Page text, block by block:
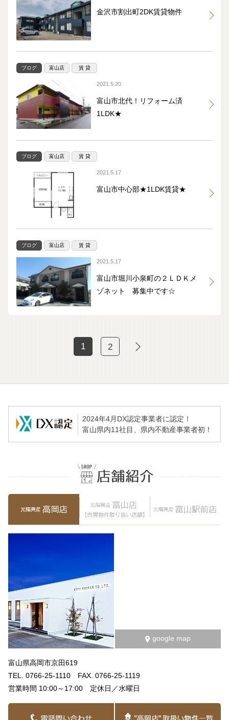
金沢市割出町2DK賃貸物件
ブログ 富山店 賃 貸
2021.5.20
富山市北代！リフォーム済
1LDK★
ブログ 富山店 賃 貸
2021.5.17
富山市中心部★1LDK賃貸★
ブログ 富山店 賃 貸
2021.5.17
富山市堀川小泉町の２ＬＤＫメ
ゾネット 募集中です☆
1 2
2024年4月DX認定事業者に認定！
富山県内11社目、県内不動産事業者初！
google map
富山県高岡市京田619
TEL. 0766-25-1110 FAX. 0766-25-1119
営業時間 10:00～17:00 定休日／水曜日